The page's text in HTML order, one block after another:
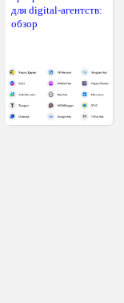
для digital-агентств:
обзор